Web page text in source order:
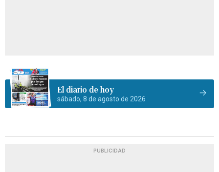
El diario de hoy
sábado, 8 de agosto de 2026
PUBLICIDAD